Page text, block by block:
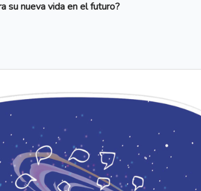
su nueva vida en el futuro?